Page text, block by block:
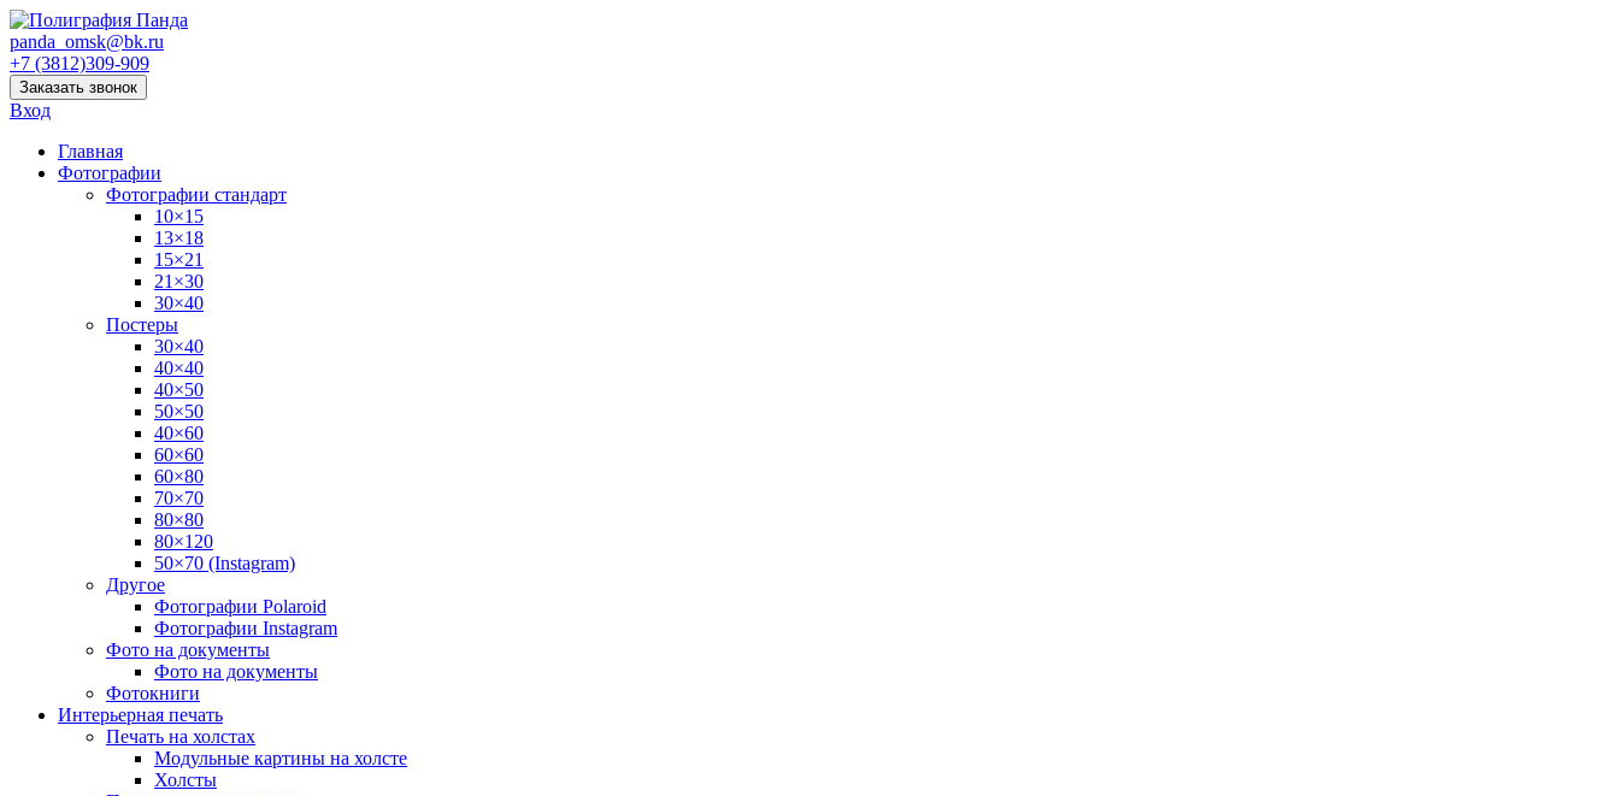
panda_omsk@bk.ru
+7 (3812)309-909
Заказать звонок
Вход
Главная
Фотографии
Фотографии стандарт
10×15
13×18
15×21
21×30
30×40
Постеры
30×40
40×40
40×50
50×50
40×60
60×60
60×80
70×70
80×80
80×120
50×70 (Instagram)
Другое
Фотографии Polaroid
Фотографии Instagram
Фото на документы
Фото на документы
Фотокниги
Интерьерная печать
Печать на холстах
Модульные картины на холсте
Холсты